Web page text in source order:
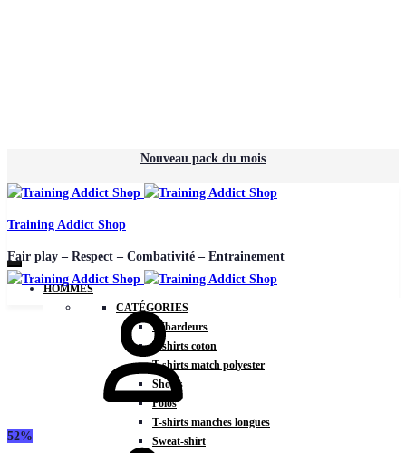
Nouveau pack du mois
Training Addict Shop
Fair play – Respect – Combativité – Entrainement
HOMMES
CATÉGORIES
Débardeurs
T-shirts coton
T-shirts match polyester
Shorts
Polos
T-shirts manches longues
Sweat-shirt
52%